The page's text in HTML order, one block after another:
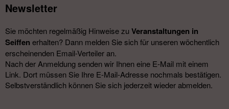
Newsletter​
Sie möchten regelmäßig Hinweise zu Veranstal­tungen in
Seiffen erhalten? Dann melden Sie sich für unseren wöchentlich
erscheinenden Email-Verteiler an.
Nach der Anmeldung senden wir Ihnen eine E-Mail mit einem
Link. Dort müssen Sie Ihre E-Mail-Adresse nochmals bestätigen.
Selbstverständlich können Sie sich jederzeit wieder abmelden.​